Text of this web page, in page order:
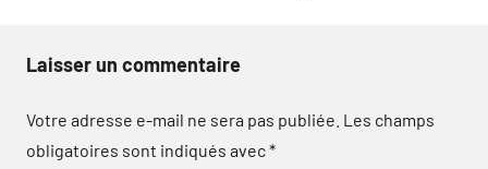
Laisser un commentaire
Votre adresse e-mail ne sera pas publiée. Les champs
obligatoires sont indiqués avec*